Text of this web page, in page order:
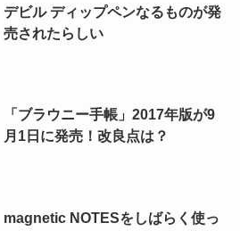
デビル ディップペンなるものが発
売されたらしい
「ブラウニー手帳」2017年版が9
月1日に発売！改良点は？
magnetic NOTESをしばらく使っ